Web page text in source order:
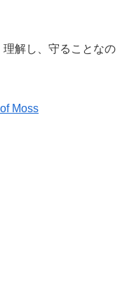
解し、守ることなの
Moss